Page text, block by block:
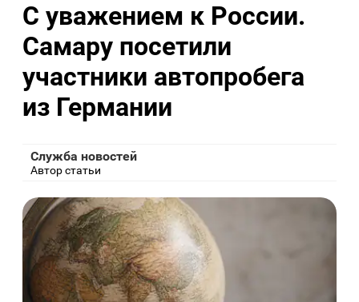
С уважением к России.
Самару посетили
участники автопробега
из Германии
Служба новостей
Автор статьи